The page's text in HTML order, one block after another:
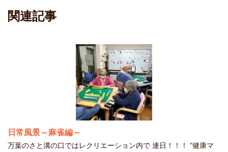
関連記事
日常風景～麻雀編～
万葉のさと溝の口ではレクリエーション内で 連日！！！ “健康マ